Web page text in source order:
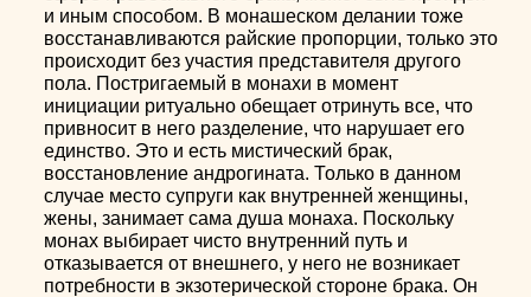
и иным способом. В монашеском делании тоже
восстанавливаются райские пропорции, только это
происходит без участия представителя другого
пола. Постригаемый в монахи в момент
инициации ритуально обещает отринуть все, что
привносит в него разделение, что нарушает его
единство. Это и есть мистический брак,
восстановление андрогината. Только в данном
случае место супруги как внутренней женщины,
жены, занимает сама душа монаха. Поскольку
монах выбирает чисто внутренний путь и
отказывается от внешнего, у него не возникает
потребности в экзотерической стороне брака. Он